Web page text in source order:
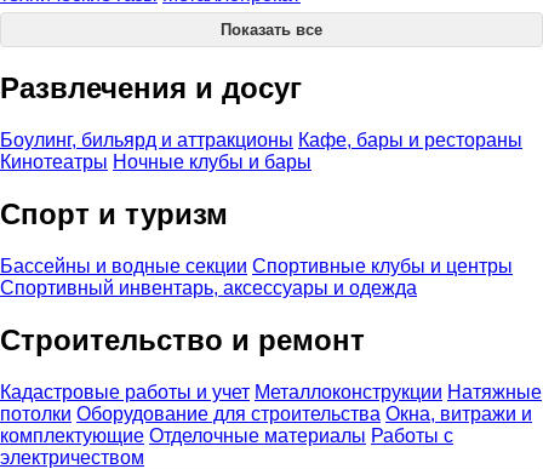
Показать все
Развлечения и досуг
Боулинг, бильярд и аттракционы Кафе, бары и рестораны
Кинотеатры Ночные клубы и бары
Спорт и туризм
Бассейны и водные секции Спортивные клубы и центры
Спортивный инвентарь, аксессуары и одежда
Строительство и ремонт
Кадастровые работы и учет Металлоконструкции Натяжные
потолки Оборудование для строительства Окна, витражи и
комплектующие Отделочные материалы Работы с
электричеством